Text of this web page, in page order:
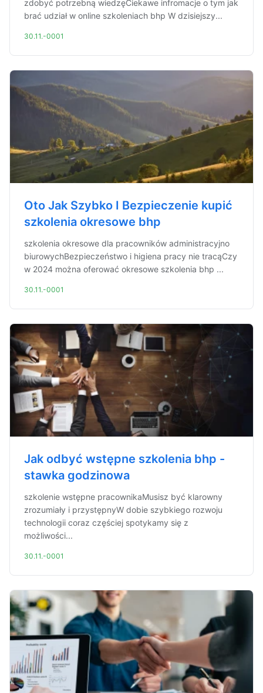
zdobyć potrzebną wiedzęCiekawe infromacje o tym jak
brać udział w online szkoleniach bhp W dzisiejszy...
30.11.-0001
Oto Jak Szybko I Bezpieczenie kupić
szkolenia okresowe bhp
szkolenia okresowe dla pracowników administracyjno
biurowychBezpieczeństwo i higiena pracy nie tracąCzy
w 2024 można oferować okresowe szkolenia bhp ...
30.11.-0001
Jak odbyć wstępne szkolenia bhp -
stawka godzinowa
szkolenie wstępne pracownikaMusisz być klarowny
zrozumiały i przystępnyW dobie szybkiego rozwoju
technologii coraz częściej spotykamy się z
możliwości...
30.11.-0001